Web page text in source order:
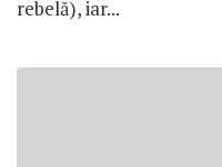
rebelă), iar...